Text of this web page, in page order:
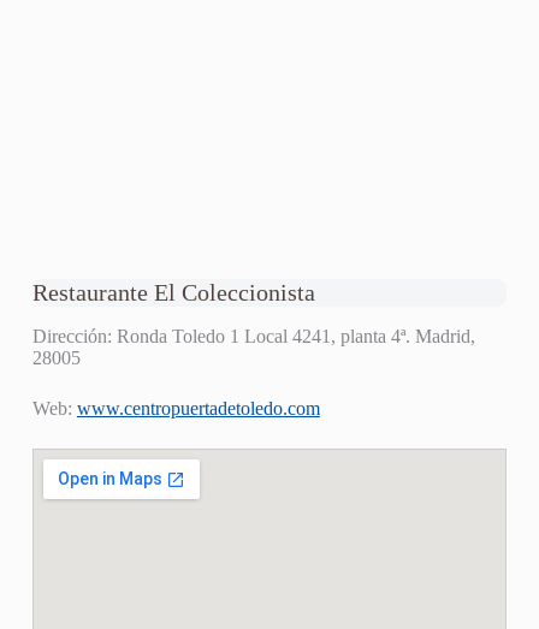
Restaurante El Coleccionista
Dirección: Ronda Toledo 1 Local 4241, planta 4ª. Madrid,
28005
Web: www.centropuertadetoledo.com